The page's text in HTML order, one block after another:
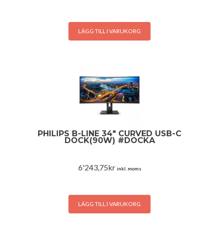
LÄGG TILL I VARUKORG
PHILIPS B-LINE 34″ CURVED USB-C
DOCK(90W) #DOCKA
6'243,75kr inkl. moms
LÄGG TILL I VARUKORG